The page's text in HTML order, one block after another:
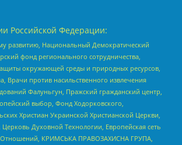
Российской Федерации:
развитию, Национальный Демократический
фонд регионального сотрудничества,
окружающей среды и природных ресурсов,
Врачи против насильственного извлечения
Фалуньгун, Пражский гражданский центр,
выбор, Фонд Ходорковского,
Христиан Украинской Христианской Церкви,
Духовной Технологии, Европейская сеть
Отношений, КРИМСЬКА ПРАВОЗАХИСНА ГРУПА,